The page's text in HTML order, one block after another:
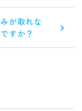
が取れな
すか？